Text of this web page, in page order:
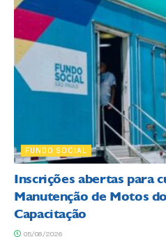
FUNDO SOCIAL
Inscrições abertas para
Manutenção de Motos
Capacitação
05/08/2026